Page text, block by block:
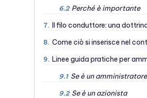
6.2 Perché è importante
7. Il filo conduttore: una
8. Come ciò si inserisce nel
9. Linee guida pratiche per
9.1 Se è un amministratore
9.2 Se è un azionista